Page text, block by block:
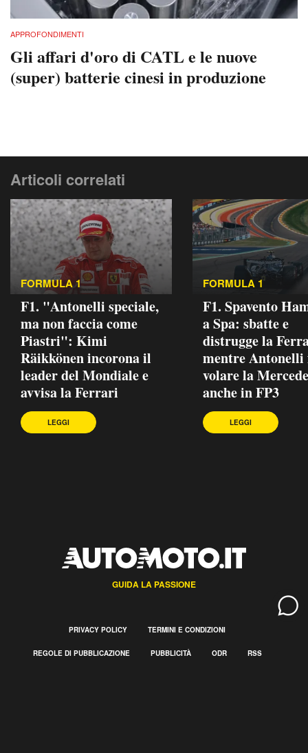
APPROFONDIMENTI
Gli affari d'oro di CATL e le nuove
(super) batterie cinesi in produzione
Articoli correlati
FORMULA 1
F1. "Antonelli speciale,
ma non faccia come
Piastri": Kimi
Räikkönen incorona il
leader del Mondiale e
avvisa la Ferrari
LEGGI
FORMULA 1
F1. Spavento
a Spa: sbatte e
distrugge la
mentre Antonelli
volare la
anche in FP3
LEGGI
GUIDA LA PASSIONE
PRIVACY POLICY TERMINI E CONDIZIONI
REGOLE DI PUBBLICAZIONE PUBBLICITÀ ODR RSS